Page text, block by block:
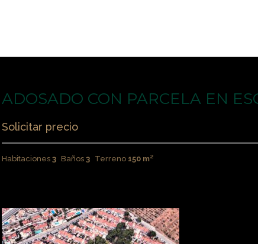
ADOSADO CON PARCELA EN
Solicitar precio
Habitaciones 3 Baños 3 Terreno 150 m²